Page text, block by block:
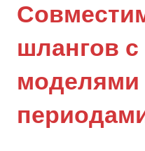
шлангов
моделями